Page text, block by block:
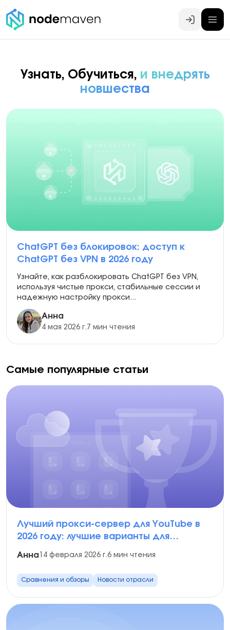
Войти
Узнать, Обучиться, и внедрять
новшества
ChatGPT без блокировок: доступ к
ChatGPT без VPN в 2026 году
Узнайте, как разблокировать ChatGPT без VPN,
используя чистые прокси, стабильные сессии и
надежную настройку прокси...
Анна
4 мая 2026 г.7 мин чтения
Самые популярные статьи
Лучший прокси-сервер для YouTube в
2026 году: лучшие варианты для
Анна14 февраля 2026 г.6 мин чтения
Сравнения и обзоры Новости отрасли